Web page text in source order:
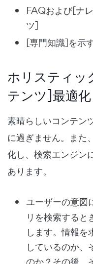
FAQおよび[ナ
ツ]
[専門知識]を示
ホリスティッ
テンツ]最適化
素晴らしいコンテン
に過ぎません。また
化し、検索エンジン
あります。
ユーザーの意図
リを検索すると
します。情報を
しているのか、
のか？その後、